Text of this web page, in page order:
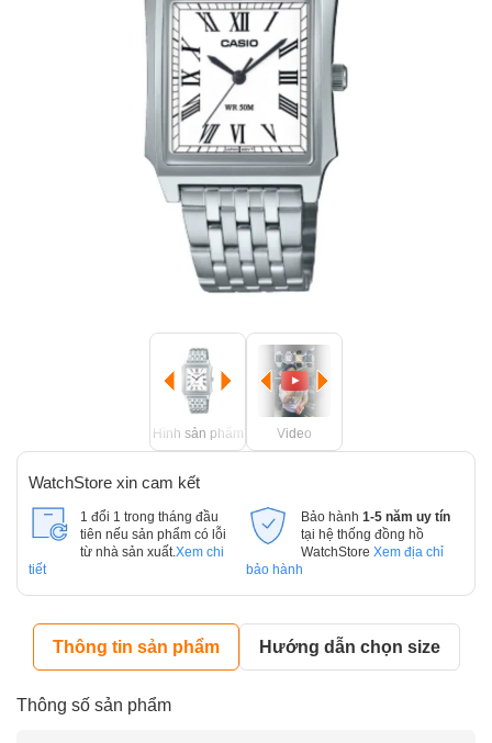
Hình sản phẩm Video
WatchStore xin cam kết
1 đổi 1 trong tháng đầu
tiên nếu sản phẩm có lỗi
từ nhà sản xuất. Xem chi
tiết
Bảo hành 1-5 năm uy tín
tại hệ thống đồng hồ
WatchStore Xem địa chỉ
bảo hành
Thông tin sản phẩm Hướng dẫn chọn size
Thông số sản phẩm